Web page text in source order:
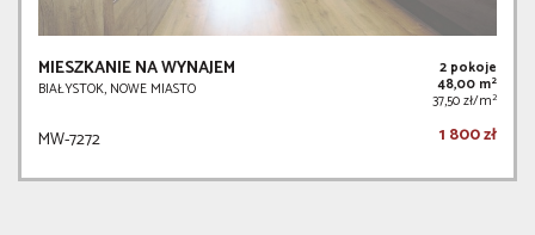
MIESZKANIE NA WYNAJEM
BIAŁYSTOK, NOWE MIASTO
2 pokoje
48,00 m2
37,50 zł/m2
MW-7272 1 800 zł